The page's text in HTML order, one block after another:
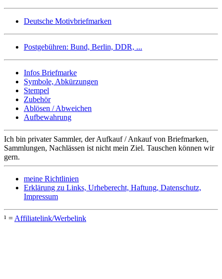
Deutsche Motivbriefmarken
Postgebühren: Bund, Berlin, DDR, ...
Infos Briefmarke
Symbole, Abkürzungen
Stempel
Zubehör
Ablösen / Abweichen
Aufbewahrung
Ich bin privater Sammler, der Aufkauf / Ankauf von Briefmarken,
Sammlungen, Nachlässen ist nicht mein Ziel. Tauschen können wir
gern.
meine Richtlinien
Erklärung zu Links, Urheberecht, Haftung, Datenschutz,
Impressum
¹ = Affiliatelink/Werbelink